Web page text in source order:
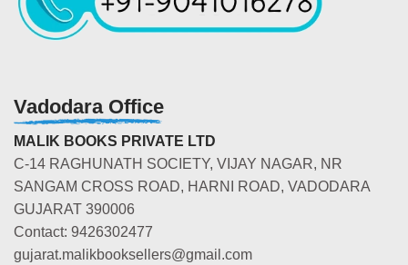
Vadodara Office
MALIK BOOKS PRIVATE LTD
C-14 RAGHUNATH SOCIETY, VIJAY NAGAR, NR
SANGAM CROSS ROAD, HARNI ROAD, VADODARA
GUJARAT 390006
Contact: 9426302477
gujarat.malikbooksellers@gmail.com